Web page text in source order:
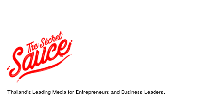
Thailand’s Leading Media for Entrepreneurs and Business Leaders.